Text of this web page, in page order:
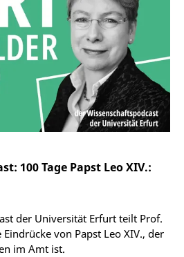
100 Tage Papst Leo XIV.:
der Universität Erfurt teilt Prof.
von Papst Leo XIV., der
im Amt ist.